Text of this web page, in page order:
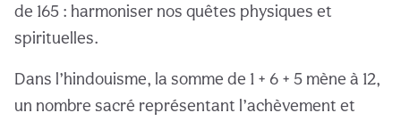
de 165 : harmoniser nos quêtes physiques et
spirituelles.
Dans l’hindouisme, la somme de 1 + 6 + 5 mène à 12,
un nombre sacré représentant l’achèvement et